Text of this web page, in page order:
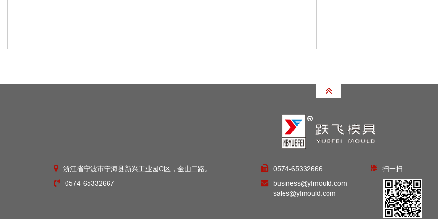
浙江省宁波市宁海县新兴工业园C区，金山二路。
0574-65332667
0574-65332666
business@yfmould.com
sales@yfmould.com
扫一扫